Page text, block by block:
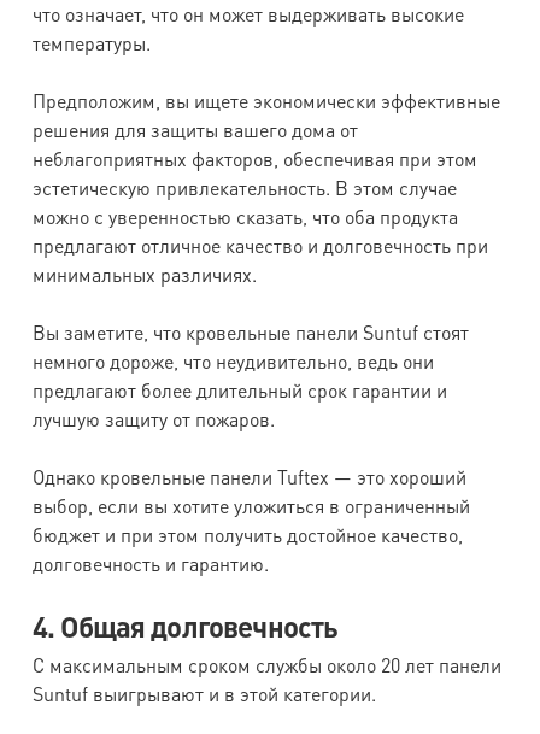
что означает, что он может выдерживать высокие
температуры.
Предположим, вы ищете экономически эффективные
решения для защиты вашего дома от
неблагоприятных факторов, обеспечивая при этом
эстетическую привлекательность. В этом случае
можно с уверенностью сказать, что оба продукта
предлагают отличное качество и долговечность при
минимальных различиях.
Вы заметите, что кровельные панели Suntuf стоят
немного дороже, что неудивительно, ведь они
предлагают более длительный срок гарантии и
лучшую защиту от пожаров.
Однако кровельные панели Tuftex — это хороший
выбор, если вы хотите уложиться в ограниченный
бюджет и при этом получить достойное качество,
долговечность и гарантию.
4. Общая долговечность
С максимальным сроком службы около 20 лет панели
Suntuf выигрывают и в этой категории.